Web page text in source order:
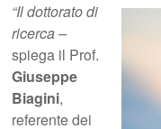
“Il dottorato di
ricerca –
spiega il Prof.
Giuseppe
Biagini,
referente dei